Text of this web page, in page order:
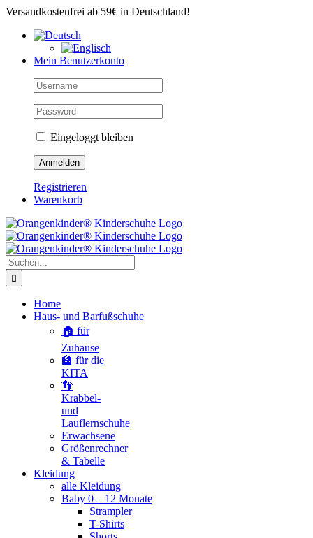
Zum
springen
Versandkostenfrei ab 59€ in Deutschland!
Mein Benutzerkonto
Eingeloggt bleiben
Registrieren
Warenkorb
Suche
nach:
Home
Haus- und Barfußschuhe
🏠 für
Zuhause
🏫 für die
KITA
👣
Krabbel-
und
Lauflernschuhe
Erwachsene
Größenrechner
& Tabelle
Kleidung
alle Kleidung
Baby 0 – 12 Monate
Strampler
T-Shirts